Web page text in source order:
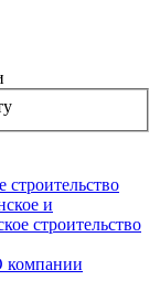
и
строительство
компании